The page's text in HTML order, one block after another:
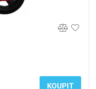
KOUPIT